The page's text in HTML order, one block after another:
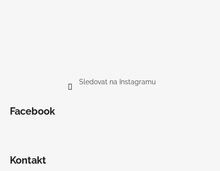
Sledovat na Instagramu
Facebook
Kontakt